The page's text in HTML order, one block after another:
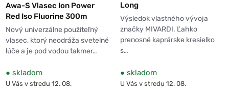
Awa-S Vlasec Ion Power
Red Iso Fluorine 300m
Nový univerzálne použiteľný
vlasec, ktorý neodráža svetelné
lúče a je pod vodou takmer…
● skladom
U Vás v stredu 12. 08.
Long
Výsledok vlastného vývoja
značky MIVARDI. Ľahko
prenosné kaprárske kresielko
s…
● skladom
U Vás v stredu 12. 08.